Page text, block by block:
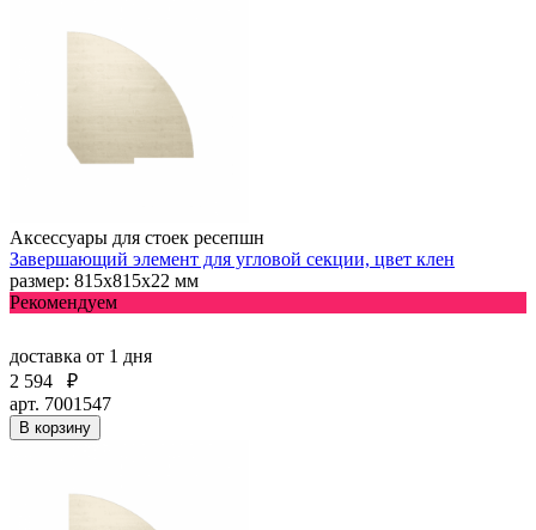
Аксессуары для стоек ресепшн
Завершающий элемент для угловой секции, цвет клен
размер: 815х815х22 мм
Рекомендуем
доставка от 1 дня
2 594
₽
арт. 7001547
В корзину